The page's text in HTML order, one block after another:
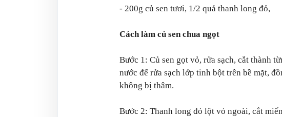
- 200g củ sen tươi, 1/2 quả thanh long đỏ,
Cách làm củ sen chua ngọt
Bước 1: Củ sen gọt vỏ, rửa sạch, cắt thành
nước để rửa sạch lớp tinh bột trên bề mặt,
không bị thâm.
Bước 2: Thanh long đỏ lột vỏ ngoài, cắt